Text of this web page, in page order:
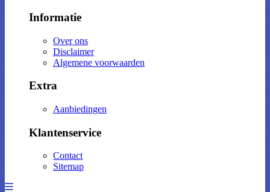
Informatie
Over ons
Disclaimer
Algemene voorwaarden
Extra
Aanbiedingen
Klantenservice
Contact
Sitemap